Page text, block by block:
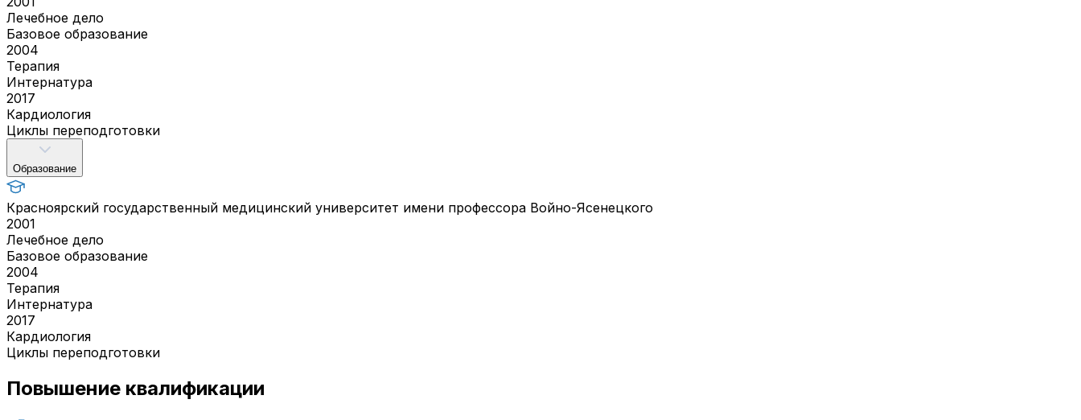
Лечебное дело
Базовое образование
2004
Терапия
Интернатура
2017
Кардиология
Циклы переподготовки
Образование
Красноярский государственный медицинский университет имени профессора Войно-Ясенецкого
2001
Лечебное дело
Базовое образование
2004
Терапия
Интернатура
2017
Кардиология
Циклы переподготовки
Повышение квалификации